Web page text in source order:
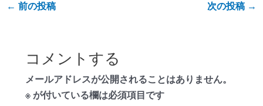
← 前の投稿 次の投稿 →
コメントする
メールアドレスが公開されることはありません。
※が付いている欄は必須項目です